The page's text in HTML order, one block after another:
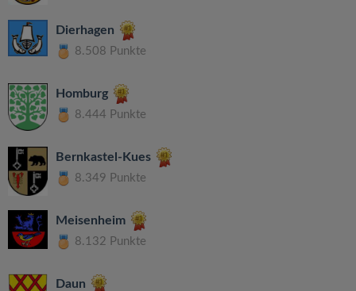
Dierhagen
8.508 Punkte
Homburg
8.444 Punkte
Bernkastel-Kues
8.349 Punkte
Meisenheim
8.132 Punkte
Daun